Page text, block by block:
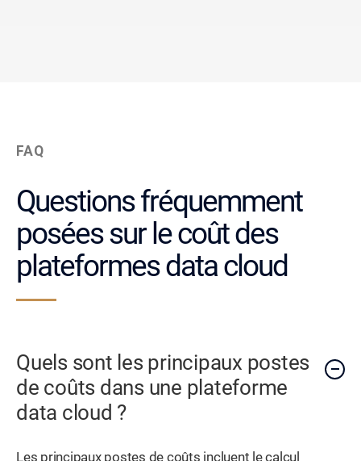
FAQ
Questions fréquemment
posées sur le coût des
plateformes data cloud
Quels sont les principaux postes
de coûts dans une plateforme
data cloud ?
Les principaux postes de coûts incluent le calcul